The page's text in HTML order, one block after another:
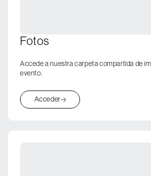
Fotos
Accede a nuestra carpeta compartida de
evento.
Acceder